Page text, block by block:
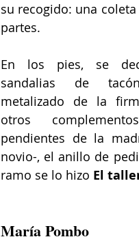
su recogido: una
partes.
En los pies, se
sandalias de
metalizado de la
otros
pendientes de la
novio-, el anillo de
ramo se lo hizo El
María Pombo